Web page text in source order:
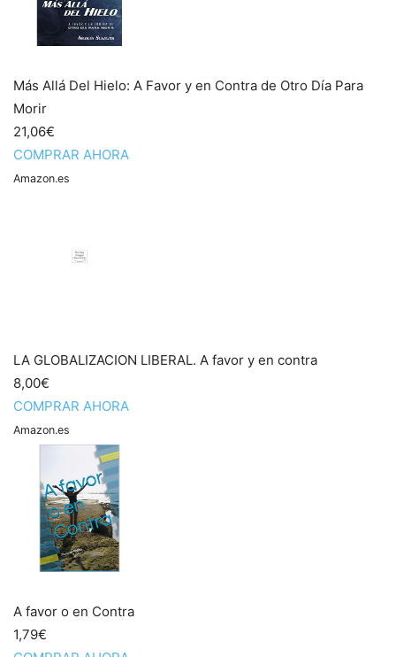
Más Allá Del Hielo: A Favor y en Contra de Otro Día Para
Morir
21,06€
COMPRAR AHORA
Amazon.es
LA GLOBALIZACION LIBERAL. A favor y en contra
8,00€
COMPRAR AHORA
Amazon.es
A favor o en Contra
1,79€